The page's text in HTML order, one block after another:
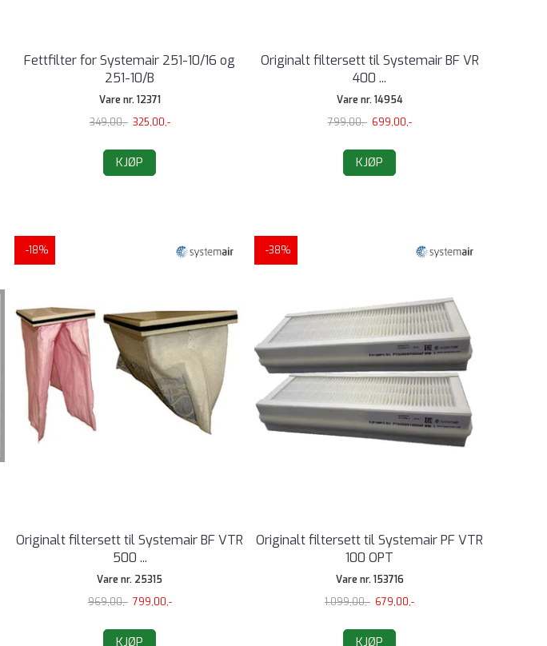
Fettfilter for Systemair 251-10/16 og
251-10/B
Vare nr. 12371
349,00,- 325,00,-
KJØP
Originalt filtersett til Systemair BF VR
400 ...
Vare nr. 14954
799,00,- 699,00,-
KJØP
-18%
Originalt filtersett til Systemair BF VTR
500 ...
Vare nr. 25315
969,00,- 799,00,-
KJØP
-38%
Originalt filtersett til Systemair PF VTR
100 OPT
Vare nr. 153716
1.099,00,- 679,00,-
KJØP